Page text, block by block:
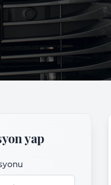
yap